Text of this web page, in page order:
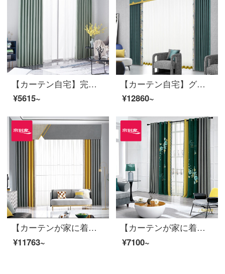
【カーテン自宅】完成品のカーテン遮光布リビングルームのひびが簡単で高精密で現代的に定型化された純色のカーテンをカスタマイズしてLDC 20 FC-126少女緑Sフックを取り付ける。
¥5615~
【カーテン自宅】グレンブルーカーテンの仕上がりは簡単で、現代の高遮光ジャカードのつなぎ合わせが定型化されています。ポリエステル千格鳥リビングルームの床の窓はJBLW 005 Sフックを注文します。
¥12860~
【カーテンが家に着く】軽い贅沢なシェニールの接続情を郵送します。海のリビングルームの近代的なカーテンの完成品のカスタムジャカード定型化高遮光窓JBLW 012 Sフック/カーテンヘッドを含まない(高さ2.6メートル以内で変えられます)XLのカーテンセット/ダブルオープン(適用窓の幅4.1-4.4メートル)
¥11763~
【カーテンが家に着く】カーテン製品のブラインドロマンチック田園客間寝室シームレスにシェニールの高い遮光窓LDC 20 SSA-0101 Sフック（高さ2.6メートル以内で変更可能）Sブラインドセット/ダブルオープン（適用窓幅2-2.6メートル）
¥7100~